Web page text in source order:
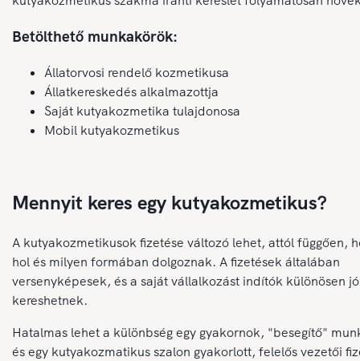
Betölthető munkakörök:
Állatorvosi rendelő kozmetikusa
Állatkereskedés alkalmazottja
Saját kutyakozmetika tulajdonosa
Mobil kutyakozmetikus
Mennyit keres egy kutyakozmetikus?
A kutyakozmetikusok fizetése változó lehet, attól függően,
hol és milyen formában dolgoznak. A fizetések általában
versenyképesek, és a saját vállalkozást indítók különösen
kereshetnek.
Hatalmas lehet a különbség egy gyakornok, "besegítő"
és egy kutyakozmatikus szalon gyakorlott, felelős vezetői